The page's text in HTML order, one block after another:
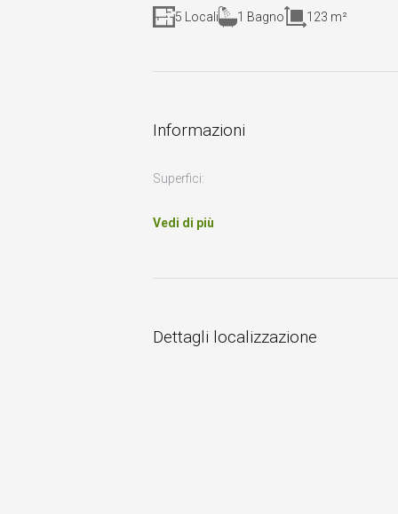
5 Locali 1 Bagno 123 m²
Informazioni
Superfici:
Vedi di più
Dettagli localizzazione